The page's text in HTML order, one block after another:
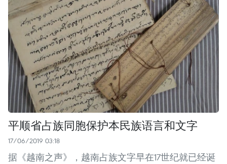
平顺省占族同胞保护本民族语言和文字
17/06/2019 03:18
据《越南之声》，越南占族文字早在17世纪就已经诞